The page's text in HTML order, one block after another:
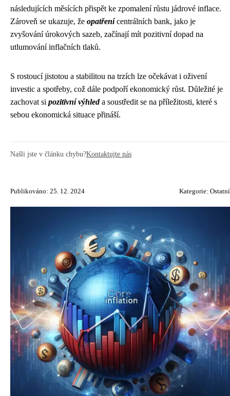
následujících měsících přispět ke zpomalení růstu jádrové inflace.
Zároveň se ukazuje, že opatřenícentrálních bank, jako je
zvyšování úrokových sazeb, začínají mít pozitivní dopad na
utlumování inflačních tlaků.
S rostoucí jistotou a stabilitou na trzích lze očekávat i oživení
investic a spotřeby, což dále podpoří ekonomický růst. Důležité je
zachovat si pozitivní výhleda soustředit se na příležitosti, které s
sebou ekonomická situace přináší.
Našli jste v článku chybu?Kontaktujte nás
Publikováno: 25. 12. 2024 Kategorie: Ostatní